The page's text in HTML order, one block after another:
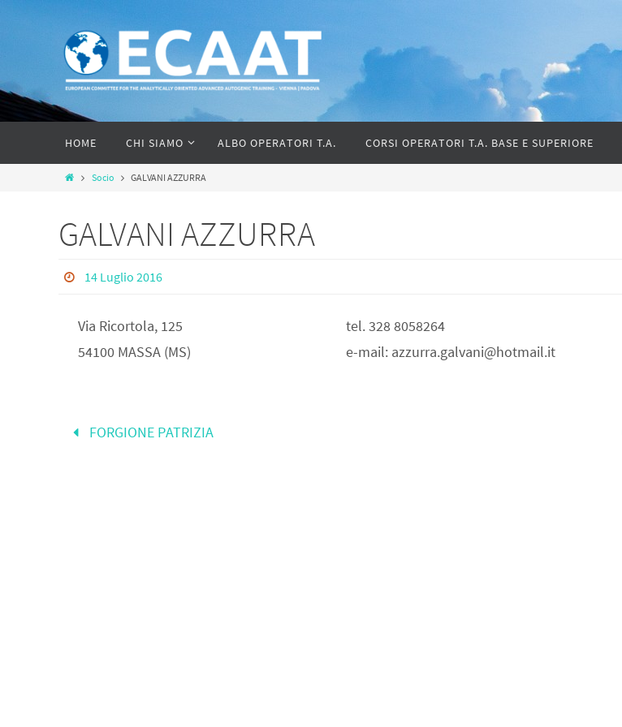
HOME CHI SIAMO ALBO OPERATORI T.A. CORSI OPERATORI T.A. BASE E SUPERIORE
Socio GALVANI AZZURRA
GALVANI AZZURRA
14 Luglio 2016
Via Ricortola, 125
54100 MASSA (MS)
tel. 328 8058264
e-mail: azzurra.galvani@hotmail.it
FORGIONE PATRIZIA